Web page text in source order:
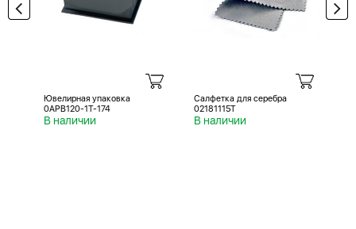
Ювелирная упаковка
0APB120-1T-174
В наличии
Салфетка для серебра
02181115T
В наличии